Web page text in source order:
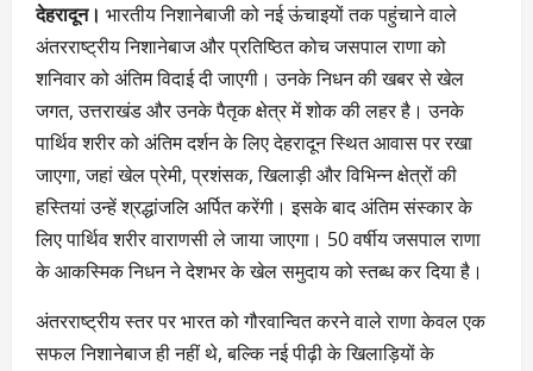
देहरादून। भारतीय निशानेबाजी को नई ऊंचाइयों तक पहुंचाने वाले
अंतरराष्ट्रीय निशानेबाज और प्रतिष्ठित कोच जसपाल राणा को
शनिवार को अंतिम विदाई दी जाएगी। उनके निधन की खबर से खेल
जगत, उत्तराखंड और उनके पैतृक क्षेत्र में शोक की लहर है। उनके
पार्थिव शरीर को अंतिम दर्शन के लिए देहरादून स्थित आवास पर रखा
जाएगा, जहां खेल प्रेमी, प्रशंसक, खिलाड़ी और विभिन्न क्षेत्रों की
हस्तियां उन्हें श्रद्धांजलि अर्पित करेंगी। इसके बाद अंतिम संस्कार के
लिए पार्थिव शरीर वाराणसी ले जाया जाएगा। 50 वर्षीय जसपाल राणा
के आकस्मिक निधन ने देशभर के खेल समुदाय को स्तब्ध कर दिया है।
अंतरराष्ट्रीय स्तर पर भारत को गौरवान्वित करने वाले राणा केवल एक
सफल निशानेबाज ही नहीं थे, बल्कि नई पीढ़ी के खिलाड़ियों के